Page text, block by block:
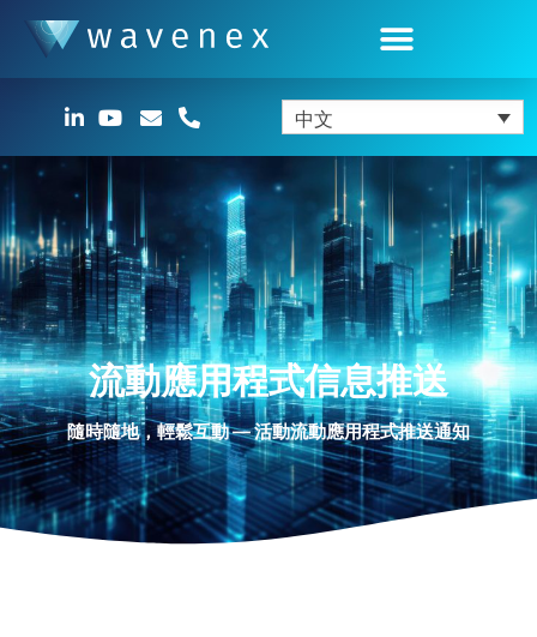
中文
流動應用程式信息推送
隨時隨地，輕鬆互動 — 活動流動應用程式推送通知